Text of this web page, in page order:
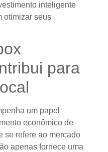
inteligente
otimizar seus
para
um papel
econômico de
se refere ao mercado
apenas fornece uma